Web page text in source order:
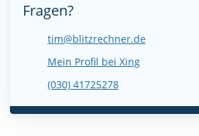
Fragen?
tim@blitzrechner.de
Mein Profil bei Xing
(030) 41725278